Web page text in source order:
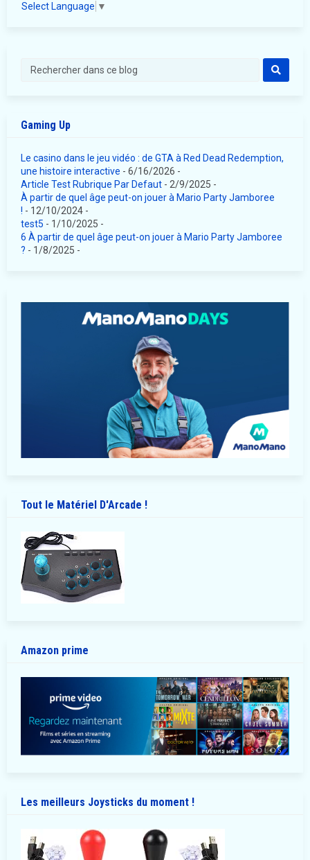
Select Language ▼
Gaming Up
Le casino dans le jeu vidéo : de GTA à Red Dead Redemption,
une histoire interactive - 6/16/2026 -
Article Test Rubrique Par Defaut - 2/9/2025 -
À partir de quel âge peut-on jouer à Mario Party Jamboree
! - 12/10/2024 -
test5 - 1/10/2025 -
6 À partir de quel âge peut-on jouer à Mario Party Jamboree
? - 1/8/2025 -
Tout le Matériel D'Arcade !
Amazon prime
Les meilleurs Joysticks du moment !